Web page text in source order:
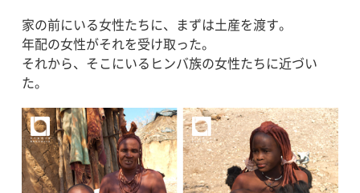
家の前にいる女性たちに、まずは土産を渡す。
年配の女性がそれを受け取った。
それから、そこにいるヒンバ族の女性たちに近づい
た。